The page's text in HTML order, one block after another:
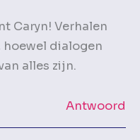
Caryn! Verhalen
hoewel dialogen
alles zijn.
Antwoord